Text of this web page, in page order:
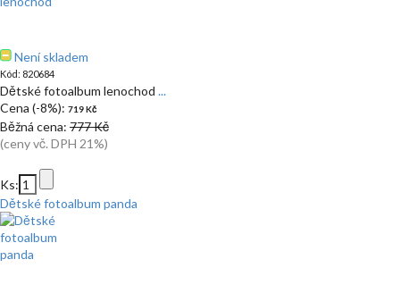
Není skladem
Kód: 820684
Dětské fotoalbum lenochod ...
Cena (-8%): 719 Kč
Běžná cena: 777 Kč
(ceny vč. DPH 21%)
Ks:
Dětské fotoalbum panda